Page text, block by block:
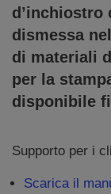
d’inchiostro
dismessa
di materiali
per la
disponibile
Supporto per i
Scarica il